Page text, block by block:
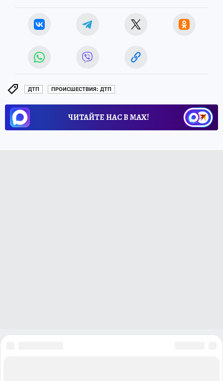
ДТП ПРОИСШЕСТВИЯ: ДТП
ЧИТАЙТЕ НАС В МАХ!